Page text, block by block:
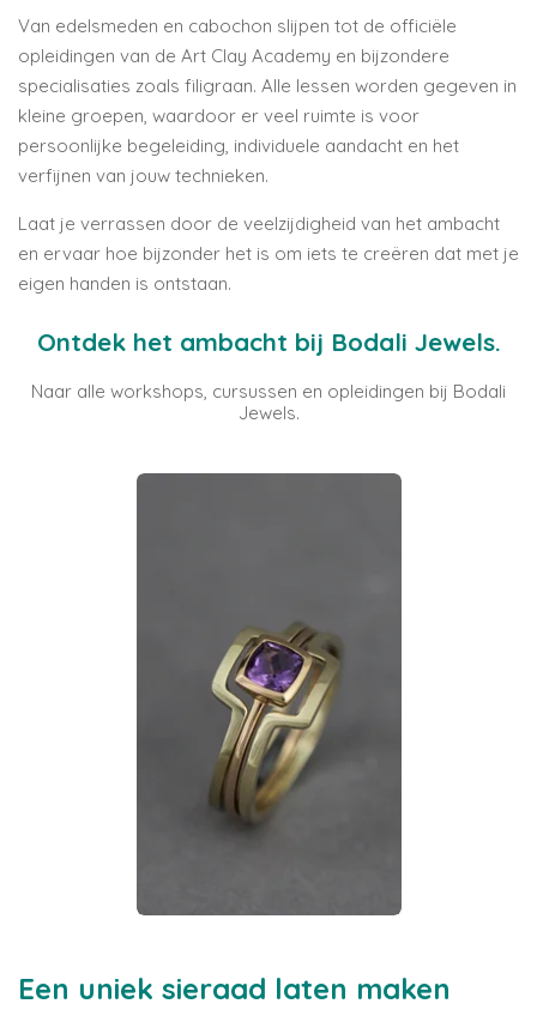
Van edelsmeden en cabochon slijpen tot de officiële
opleidingen van de Art Clay Academy en bijzondere
specialisaties zoals filigraan. Alle lessen worden gegeven in
kleine groepen, waardoor er veel ruimte is voor
persoonlijke begeleiding, individuele aandacht en het
verfijnen van jouw technieken.
Laat je verrassen door de veelzijdigheid van het ambacht
en ervaar hoe bijzonder het is om iets te creëren dat met je
eigen handen is ontstaan.
Ontdek het ambacht bij Bodali Jewels.
Naar alle workshops, cursussen en opleidingen bij Bodali
Jewels.
Een uniek sieraad laten maken